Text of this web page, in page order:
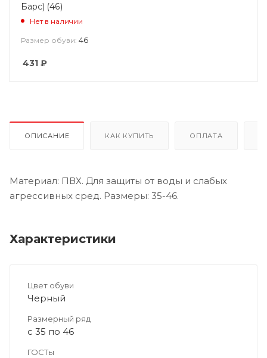
Барс) (46)
Нет в наличии
Размер обуви: 46
431 ₽
ОПИСАНИЕ КАК КУПИТЬ ОПЛАТА
Материал: ПВХ. Для защиты от воды и слабых
агрессивных сред. Размеры: 35-46.
Характеристики
Цвет обуви
Черный
Размерный ряд
с 35 по 46
ГОСТы